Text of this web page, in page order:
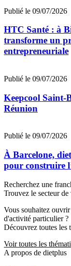
Publié le 09/07/2026
HTC Santé : à
transforme un
entrepreneuriale
Publié le 09/07/2026
Keepcool Saint-
Réunion
Publié le 09/07/2026
À Barcelone,
pour construire
Recherchez une
Trouvez le secteur de
Vous souhaitez
d'activité particulier ?
Découvrez toutes les
Voir toutes les
A propos de dietplus